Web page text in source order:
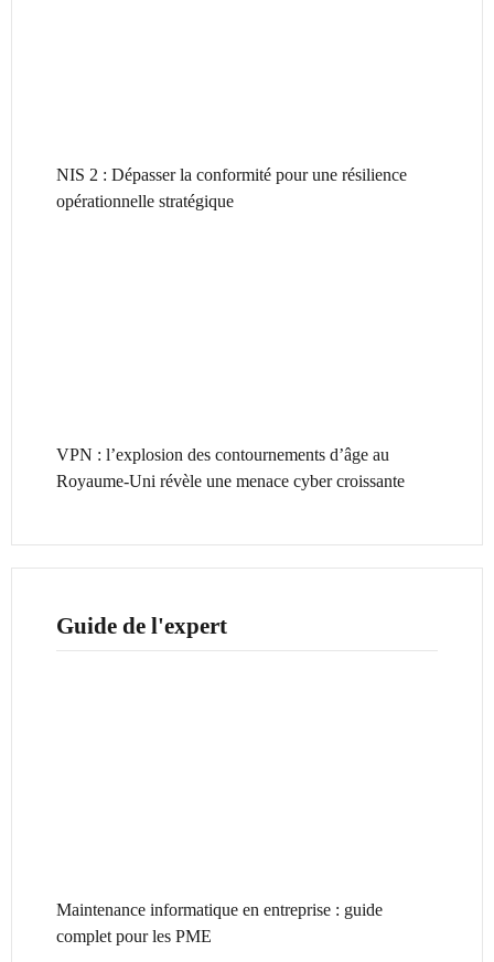
NIS 2 : Dépasser la conformité pour une résilience
opérationnelle stratégique
VPN : l’explosion des contournements d’âge au
Royaume-Uni révèle une menace cyber croissante
Guide de l'expert
Maintenance informatique en entreprise : guide
complet pour les PME